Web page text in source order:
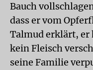
Bauch
dass er vom
Talmud erklärt, er
kein Fleisch
seine Familie